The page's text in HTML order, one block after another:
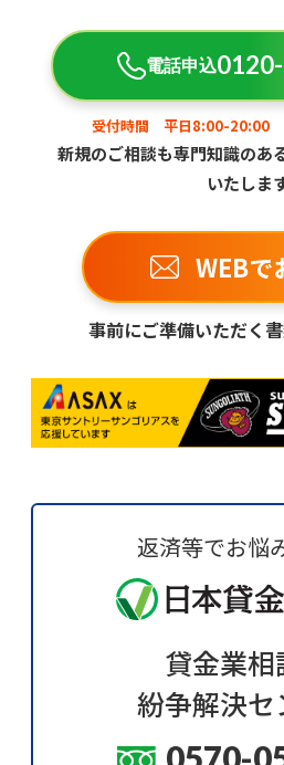
電話申込
受付時間 平日8:00-20:00
新規のご相談も専門知識のあ
いたしま
WEBで
事前にご準備いただく
返済等でお悩
貸金業相
紛争解決セ
0570-